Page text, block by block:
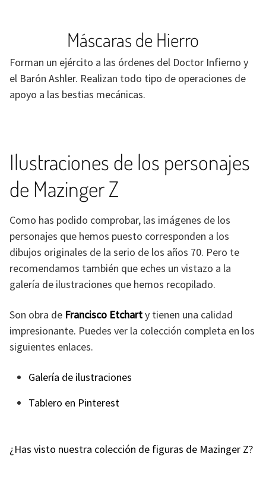
Máscaras de Hierro
Forman un ejército a las órdenes del Doctor Infierno y
el Barón Ashler. Realizan todo tipo de operaciones de
apoyo a las bestias mecánicas.
Ilustraciones de los personajes
de Mazinger Z
Como has podido comprobar, las imágenes de los
personajes que hemos puesto corresponden a los
dibujos originales de la serio de los años 70. Pero te
recomendamos también que eches un vistazo a la
galería de ilustraciones que hemos recopilado.
Son obra de Francisco Etcharty tienen una calidad
impresionante. Puedes ver la colección completa en los
siguientes enlaces.
Galería de ilustraciones
Tablero en Pinterest
¿Has visto nuestra colección de figuras de Mazinger Z?